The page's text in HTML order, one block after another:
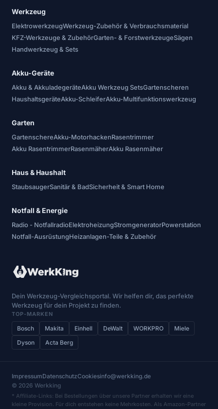
Werkzeug
ElektrowerkzeugWerkzeug-Zubehör & Verbrauchsmaterial
KFZ-Werkzeuge & ZubehörGarten- & ForstwerkzeugeSägen
Handwerkzeug & Sets
Akku-Geräte
Akku & AkkuladegeräteAkku Werkzeug SetsGartenscheren
HaushaltsgeräteAkku-SchleiferAkku-Multifunktionswerkzeug
Garten
GartenschereAkku-MotorhackenRasentrimmer
Akku RasentrimmerRasenmäherAkku Rasenmäher
Haus & Haushalt
StaubsaugerSanitär & BadSicherheit & Smart Home
Notfall & Energie
Radio - NotfallradioElektroheizungStromgeneratorPowerstation
Notfall-AusrüstungHeizanlagen-Teile & Zubehör
Dein Werkzeug-Vergleichsportal. Wir helfen dir, das perfekte
Werkzeug für dein Projekt zu finden.
TOP-MARKEN
Bosch Makita Einhell DeWalt WORKPRO
Miele
Dyson
Acta Berg
ImpressumDatenschutzCookiesinfo@werkking.de
© 2026 Werkking
* Affiliate-Links: Bei Bestellungen über unsere Partner erhalten wir eine
kleine Provision. Für dich entstehen keine Mehrkosten. Als Amazon-Partner